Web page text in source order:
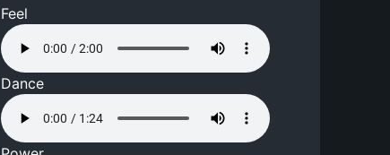
Feel
Dance